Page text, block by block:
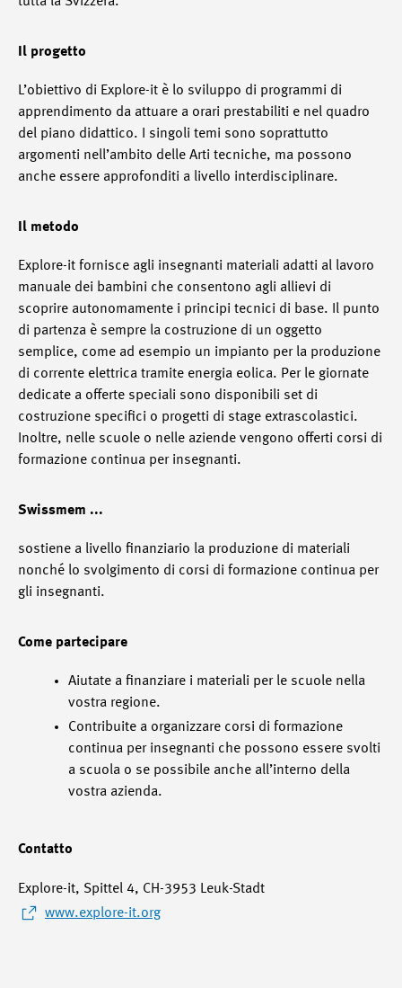
Il progetto
L’obiettivo di Explore-it è lo sviluppo di programmi di
apprendimento da attuare a orari prestabiliti e nel quadro
del piano didattico. I singoli temi sono soprattutto
argomenti nell’ambito delle Arti tecniche, ma possono
anche essere approfonditi a livello interdisciplinare.
Il metodo
Explore-it fornisce agli insegnanti materiali adatti al lavoro
manuale dei bambini che consentono agli allievi di
scoprire autonomamente i principi tecnici di base. Il punto
di partenza è sempre la costruzione di un oggetto
semplice, come ad esempio un impianto per la produzione
di corrente elettrica tramite energia eolica. Per le giornate
dedicate a offerte speciali sono disponibili set di
costruzione specifici o progetti di stage extrascolastici.
Inoltre, nelle scuole o nelle aziende vengono offerti corsi di
formazione continua per insegnanti.
Swissmem ...
sostiene a livello finanziario la produzione di materiali
nonché lo svolgimento di corsi di formazione continua per
gli insegnanti.
Come partecipare
Aiutate a finanziare i materiali per le scuole nella
vostra regione.
Contribuite a organizzare corsi di formazione
continua per insegnanti che possono essere svolti
a scuola o se possibile anche all’interno della
vostra azienda.
Contatto
Explore-it, Spittel 4, CH-3953 Leuk-Stadt
www.explore-it.org